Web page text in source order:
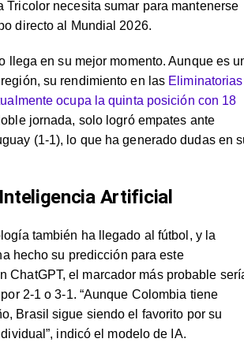
Tricolor necesita sumar para mantenerse
directo al Mundial 2026.
llega en su mejor momento. Aunque es
su rendimiento en las Eliminatorias
ocupa la quinta posición con 18
jornada, solo logró empates ante
(1-1), lo que ha generado dudas en
Artificial
también ha llegado al fútbol, y la
hecho su predicción para este
ChatGPT, el marcador más probable
2-1 o 3-1. “Aunque Colombia tiene
Brasil sigue siendo el favorito por su
indicó el modelo de IA.